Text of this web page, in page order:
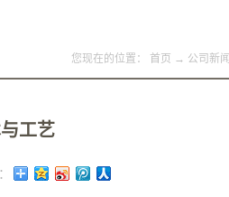
您现在的位置： 首页 → 公司新闻
工艺